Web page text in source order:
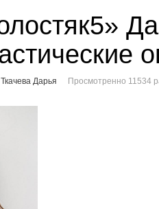
Ткачева Дарья Просмотренно 11534